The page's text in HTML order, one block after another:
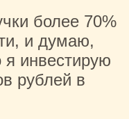
более 70%
и думаю,
я инвестирую
рублей в